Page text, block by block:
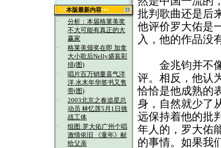
本版最新内容
·
分析：本届格莱美奖
不大可能有真正的大
赢家
·
格莱美颁奖在即 加拿
大小歌后Nelly盛装彩
排(图)
·
唱片百万销量喜气洋
洋 水木年华签书又售
带(图)
·
2003北京之春追星总
动员 林忆莲5月1日挑
战工体
·
组图:罗大佑广州个唱
激情依旧 《童年》献
给父亲
批判歌曲还是后
他评价罗大佑是
入，他的作品没
金兆钧并不像
评。相反，他认
恰恰是他成熟的
身，自然就少了
远保持着他的批
年人的，罗大佑
的事情。如果我